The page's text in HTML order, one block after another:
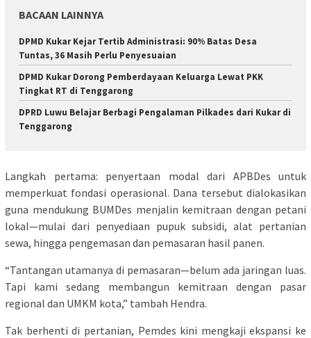
BACAAN LAINNYA
DPMD Kukar Kejar Tertib Administrasi: 90% Batas Desa
Tuntas, 36 Masih Perlu Penyesuaian
DPMD Kukar Dorong Pemberdayaan Keluarga Lewat PKK
Tingkat RT di Tenggarong
DPRD Luwu Belajar Berbagi Pengalaman Pilkades dari Kukar di
Tenggarong
Langkah pertama: penyertaan modal dari APBDes untuk
memperkuat fondasi operasional. Dana tersebut dialokasikan
guna mendukung BUMDes menjalin kemitraan dengan petani
lokal—mulai dari penyediaan pupuk subsidi, alat pertanian
sewa, hingga pengemasan dan pemasaran hasil panen.
“Tantangan utamanya di pemasaran—belum ada jaringan luas.
Tapi kami sedang membangun kemitraan dengan pasar
regional dan UMKM kota,” tambah Hendra.
Tak berhenti di pertanian, Pemdes kini mengkaji ekspansi ke